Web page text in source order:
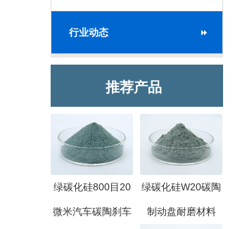
行业动态
推荐产品
绿碳化硅800目20
微米汽车碳陶刹车
绿碳化硅W20碳陶
制动盘耐磨材料